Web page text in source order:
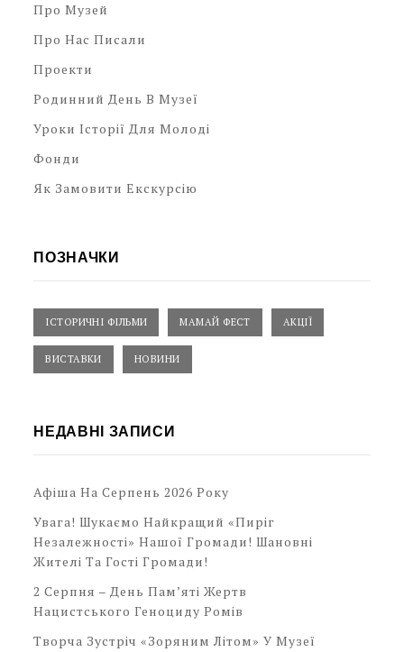
Про Музей
Про Нас Писали
Проекти
Родинний День В Музеї
Уроки Історії Для Молоді
Фонди
Як Замовити Екскурсію
ПОЗНАЧКИ
ІСТОРИЧНІ ФІЛЬМИ МАМАЙ ФЕСТ АКЦІЇ
ВИСТАВКИ НОВИНИ
НЕДАВНІ ЗАПИСИ
Афіша На Серпень 2026 Року
Увага! Шукаємо Найкращий «Пиріг
Незалежності» Нашої Громади! Шановні
Жителі Та Гості Громади!
2 Серпня – День Пам’яті Жертв
Нацистського Геноциду Ромів
Творча Зустріч «Зоряним Літом» У Музеї